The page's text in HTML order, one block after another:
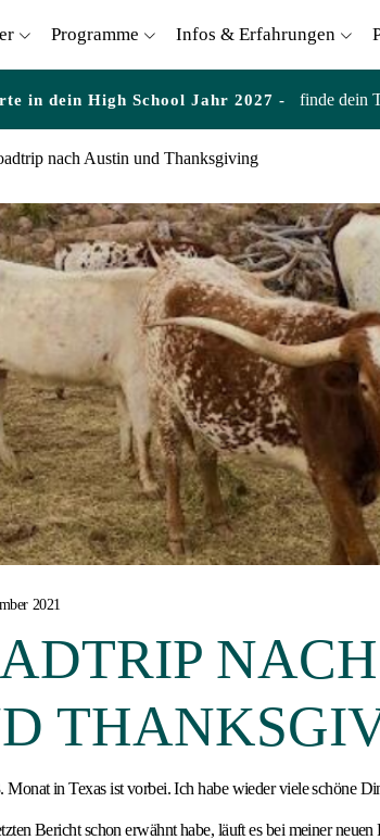
Programme Infos & Erfahrungen
in dein High School Jahr 2027 - finde dein
nach Austin und Thanksgiving
2021
in Texas ist vorbei. Ich habe wieder viele schöne
Bericht schon erwähnt habe, läuft es bei meiner